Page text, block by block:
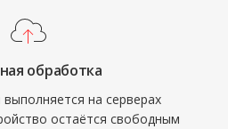
обработка
на серверах
остаётся свободным